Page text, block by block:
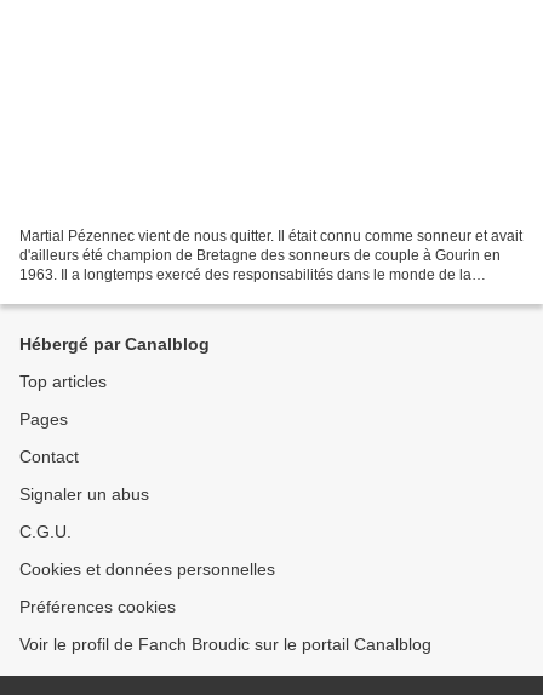
Martial Pézennec vient de nous quitter. Il était connu comme sonneur et avait
d'ailleurs été champion de Bretagne des sonneurs de couple à Gourin en
1963. Il a longtemps exercé des responsabilités dans le monde de la
Hébergé par Canalblog
Top articles
Pages
Contact
Signaler un abus
C.G.U.
Cookies et données personnelles
Préférences cookies
Voir le profil de Fanch Broudic sur le portail Canalblog